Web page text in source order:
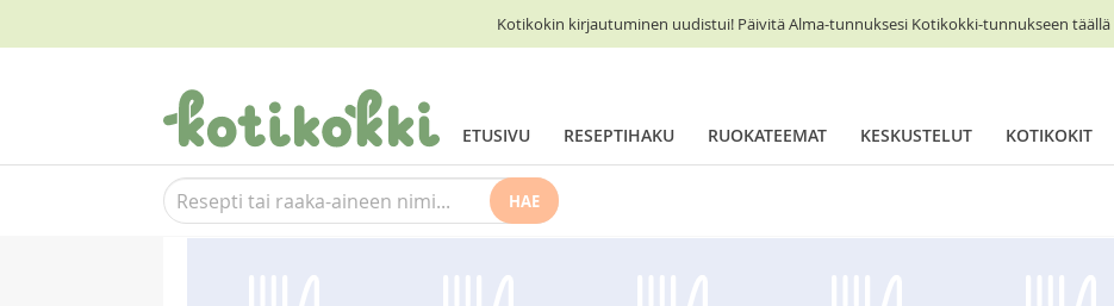
Kotikokin kirjautuminen uudistui! Päivitä Alma-tunnuksesi Kotikokki-tunnukseen täällä
ETUSIVU RESEPTIHAKU RUOKATEEMAT KESKUSTELUT KOTIKOKIT
HAE
Suosittelemme myös